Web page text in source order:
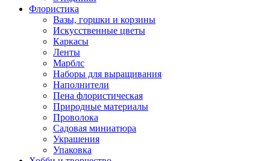
Флористика
Вазы, горшки и корзины
Искусственные цветы
Каркасы
Ленты
Марблс
Наборы для выращивания
Наполнители
Пена флористическая
Природные материалы
Проволока
Садовая миниатюра
Украшения
Упаковка